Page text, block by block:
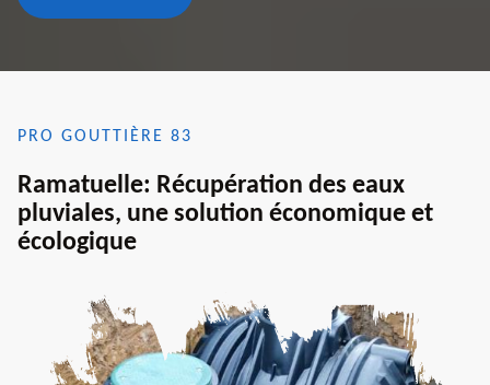
PRO GOUTTIÈRE 83
Ramatuelle: Récupération des eaux
pluviales, une solution économique et
écologique